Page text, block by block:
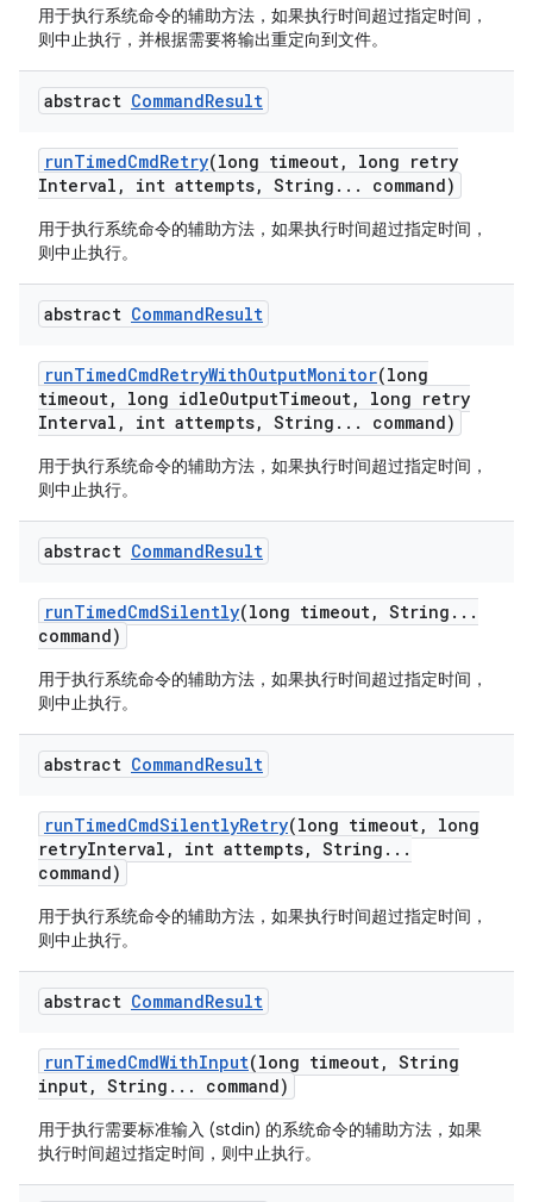
用于执行系统命令的辅助方法，如果执行时间超过指定时间，
则中止执行，并根据需要将输出重定向到文件。
abstract CommandResult
runTimedCmdRetry(long timeout,
long retry
Interval , int attempts, String . . . command)
用于执行系统命令的辅助方法，如果执行时间超过指定时间，
则中止执行。
abstract CommandResult
runTimedCmdRetryWithOutputMonitor(long
timeout, long idleOutputTimeout,
long retry
Interval , int attempts, String . . . command)
用于执行系统命令的辅助方法，如果执行时间超过指定时间，
则中止执行。
abstract CommandResult
runTimedCmdSilently(long timeout, String . . .
command)
用于执行系统命令的辅助方法，如果执行时间超过指定时间，
则中止执行。
abstract CommandResult
runTimedCmdSilentlyRetry(long timeout,
long
retryInterval , int attempts, String . . .
command)
用于执行系统命令的辅助方法，如果执行时间超过指定时间，
则中止执行。
abstract CommandResult
runTimedCmdWithInput(long timeout, String
input, String . . . command)
用于执行需要标准输入 (stdin) 的系统命令的辅助方法，如果
执行时间超过指定时间，则中止执行。